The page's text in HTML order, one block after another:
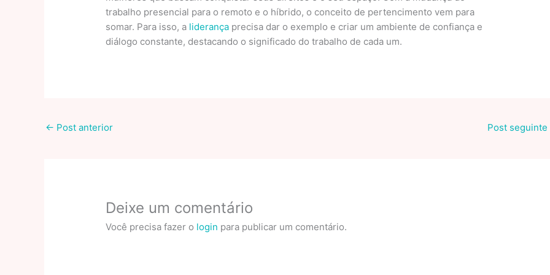
trabalho presencial para o remoto e o híbrido, o conceito de pertencimento vem para
somar. Para isso, a liderança precisa dar o exemplo e criar um ambiente de confiança e
diálogo constante, destacando o significado do trabalho de cada um.
← Post anterior Post seguinte
Deixe um comentário
Você precisa fazer o login para publicar um comentário.